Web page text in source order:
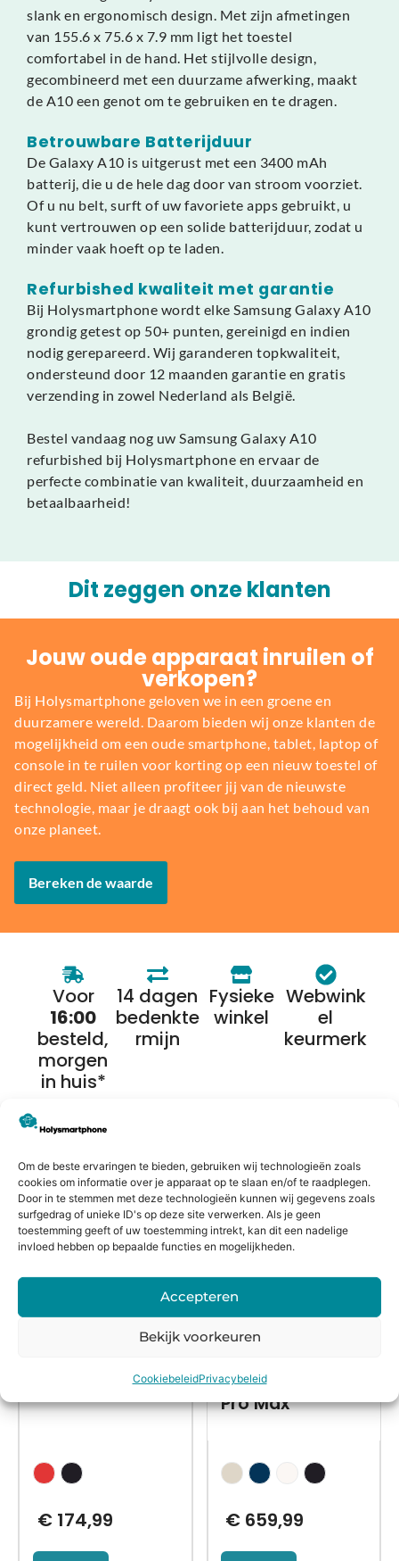
Om de beste ervaringen te bieden, gebruiken wij technologieën zoals
cookies om informatie over je apparaat op te slaan en/of te raadplegen.
Door in te stemmen met deze technologieën kunnen wij gegevens zoals
surfgedrag of unieke ID's op deze site verwerken. Als je geen
toestemming geeft of uw toestemming intrekt, kan dit een nadelige
invloed hebben op bepaalde functies en mogelijkheden.
Accepteren
Bekijk voorkeuren
CookiebeleidPrivacybeleid
slank en ergonomisch design. Met zijn afmetingen
van 155.6 x 75.6 x 7.9 mm ligt het toestel
comfortabel in de hand. Het stijlvolle design,
gecombineerd met een duurzame afwerking, maakt
de A10 een genot om te gebruiken en te dragen.
Betrouwbare Batterijduur
De Galaxy A10 is uitgerust met een 3400 mAh
batterij, die u de hele dag door van stroom voorziet.
Of u nu belt, surft of uw favoriete apps gebruikt, u
kunt vertrouwen op een solide batterijduur, zodat u
minder vaak hoeft op te laden.
Refurbished kwaliteit met garantie
Bij Holysmartphone wordt elke Samsung Galaxy A10
grondig getest op 50+ punten, gereinigd en indien
nodig gerepareerd. Wij garanderen topkwaliteit,
ondersteund door 12 maanden garantie en gratis
verzending in zowel Nederland als België.
Bestel vandaag nog uw Samsung Galaxy A10
refurbished bij Holysmartphone en ervaar de
perfecte combinatie van kwaliteit, duurzaamheid en
betaalbaarheid!
Dit zeggen onze klanten
Jouw oude apparaat inruilen of
verkopen?
Bij Holysmartphone geloven we in een groene en
duurzamere wereld. Daarom bieden wij onze klanten de
mogelijkheid om een oude smartphone, tablet, laptop of
console in te ruilen voor korting op een nieuw toestel of
direct geld. Niet alleen profiteer jij van de nieuwste
technologie, maar je draagt ook bij aan het behoud van
onze planeet.
Bereken de waarde
Voor
16:00
besteld,
morgen
in huis*
14 dagen
bedenkte
rmijn
Fysieke
winkel
Webwink
el
keurmerk
Alternatieven
Apple iPhone 11
€174,99
Refurbished
Apple iPhone 15
Pro Max
€ 659,99